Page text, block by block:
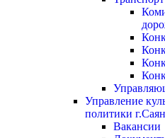
Управление
политики
Вакансии